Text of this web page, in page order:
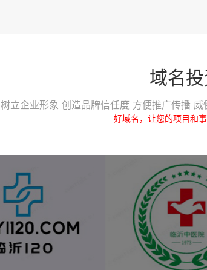
域名
树立企业形象 创造品牌信任度 方便推广传播
好域名，让您的项目和事